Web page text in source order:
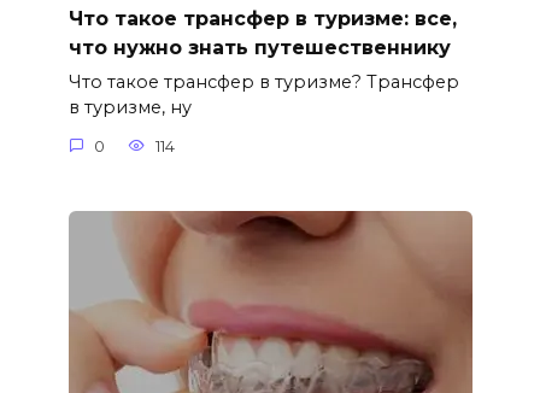
Что такое трансфер в туризме: все,
что нужно знать путешественнику
Что такое трансфер в туризме? Трансфер
в туризме, ну
0 114